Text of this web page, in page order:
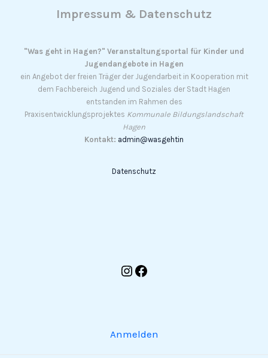
Impressum & Datenschutz
"Was geht in Hagen?" Veranstaltungsportal für Kinder und
Jugendangebote in Hagen
ein Angebot der freien Träger der Jugendarbeit in Kooperation mit
dem Fachbereich Jugend und Soziales der Stadt Hagen
entstanden im Rahmen des
Praxisentwicklungsprojektes Kommunale Bildungslandschaft
Hagen
Kontakt: admin@wasgehtin
Datenschutz
Anmelden